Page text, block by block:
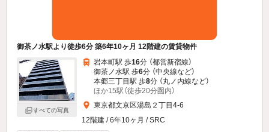
御茶ノ水駅より徒歩6分 築6年10ヶ月 12階建の賃貸物件
すべての写真
岩本町駅 歩16分 （都営新宿線）
御茶ノ水駅 歩6分 （中央線など）
本郷三丁目駅 歩8分 （丸ノ内線など）
ほか15駅（徒歩20分圏内）
東京都文京区湯島２丁目4-6
12階建 / 6年10ヶ月 / SRC